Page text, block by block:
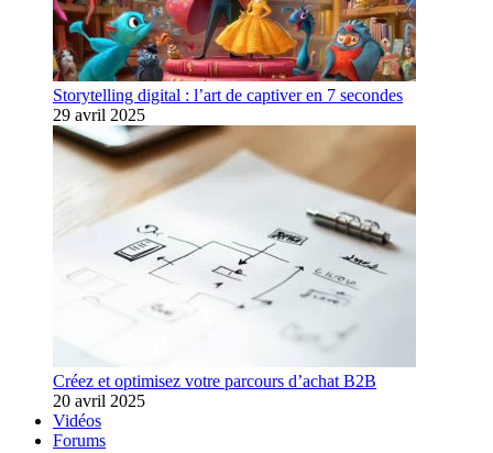
Storytelling digital : l’art de captiver en 7 secondes
29 avril 2025
Créez et optimisez votre parcours d’achat B2B
20 avril 2025
Vidéos
Forums